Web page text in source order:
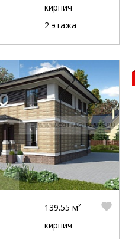
кирпич
2 этажа
139.55 м²
кирпич